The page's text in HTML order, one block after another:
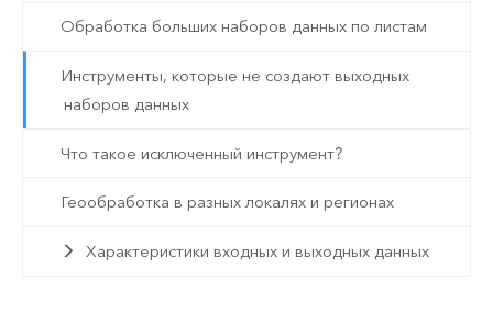
Обработка больших наборов данных по листам
Инструменты, которые не создают выходных
наборов данных
Что такое исключенный инструмент?
Геообработка в разных локалях и регионах
Характеристики входных и выходных данных